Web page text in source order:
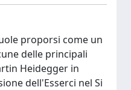
proporsi come un
delle principali
Heidegger in
dell'Esserci nel Si